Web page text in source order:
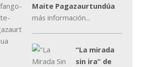
Maite Pagazaurtundúa
más información...
“La mirada
sin ira” de